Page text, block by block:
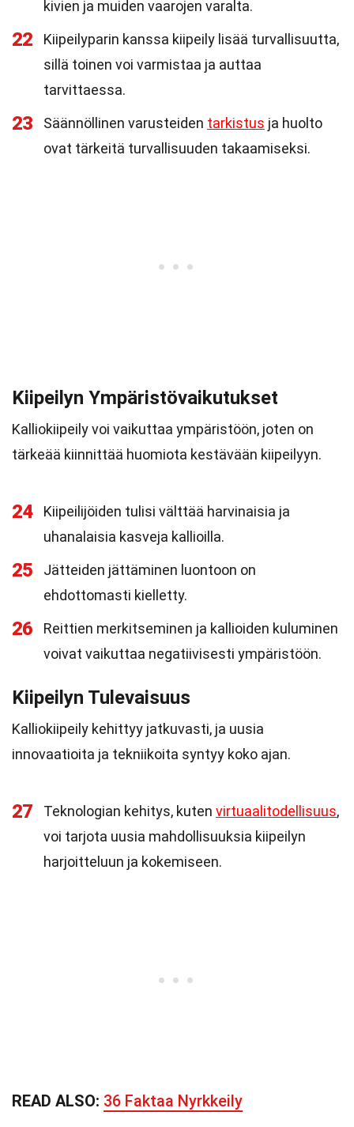
kivien ja muiden vaarojen varalta.
22
Kiipeilyparin kanssa kiipeily lisää turvallisuutta,
sillä toinen voi varmistaa ja auttaa
tarvittaessa.
23 Säännöllinen varusteiden tarkistus ja huolto
ovat tärkeitä turvallisuuden takaamiseksi.
Kiipeilyn Ympäristövaikutukset
Kalliokiipeily voi vaikuttaa ympäristöön, joten on
tärkeää kiinnittää huomiota kestävään kiipeilyyn.
24
Kiipeilijöiden tulisi välttää harvinaisia ja
uhanalaisia kasveja kallioilla.
25
Jätteiden jättäminen luontoon on
ehdottomasti kielletty.
26
Reittien merkitseminen ja kallioiden kuluminen
voivat vaikuttaa negatiivisesti ympäristöön.
Kiipeilyn Tulevaisuus
Kalliokiipeily kehittyy jatkuvasti, ja uusia
innovaatioita ja tekniikoita syntyy koko ajan.
27 Teknologian kehitys, kuten virtuaalitodellisuus,
voi tarjota uusia mahdollisuuksia kiipeilyn
harjoitteluun ja kokemiseen.
READ ALSO: 36 Faktaa Nyrkkeily